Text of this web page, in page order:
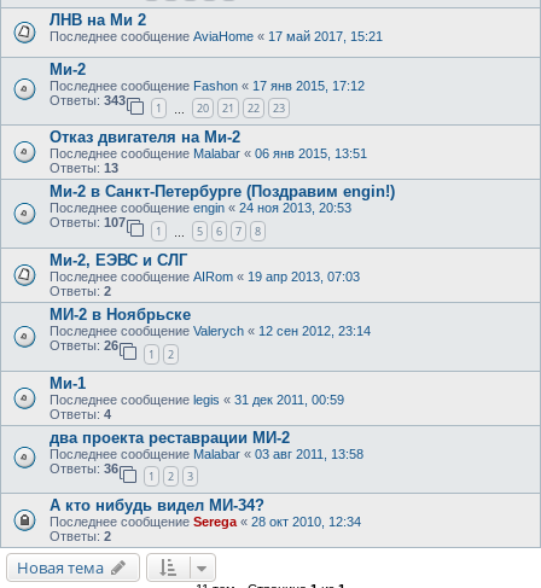
ЛНВ на Ми 2
Последнее сообщение AviaHome « 17 май 2017, 15:21
Ми-2
Последнее сообщение Fashon « 17 янв 2015, 17:12
Ответы: 343
1 20 21 22 23
Отказ двигателя на Ми-2
Последнее сообщение Malabar « 06 янв 2015, 13:51
Ответы: 13
Ми-2 в Санкт-Петербурге (Поздравим engin!)
Последнее сообщение engin « 24 ноя 2013, 20:53
Ответы: 107
1 5 6 7 8
Ми-2, ЕЭВС и СЛГ
Последнее сообщение AIRom « 19 апр 2013, 07:03
Ответы: 2
МИ-2 в Ноябрьске
Последнее сообщение Valerych « 12 сен 2012, 23:14
Ответы: 26
1 2
Ми-1
Последнее сообщение legis « 31 дек 2011, 00:59
Ответы: 4
два проекта реставрации МИ-2
Последнее сообщение Malabar « 03 авг 2011, 13:58
Ответы: 36
1 2 3
А кто нибудь видел МИ-34?
Последнее сообщение Serega « 28 окт 2010, 12:34
Ответы: 2
Новая тема